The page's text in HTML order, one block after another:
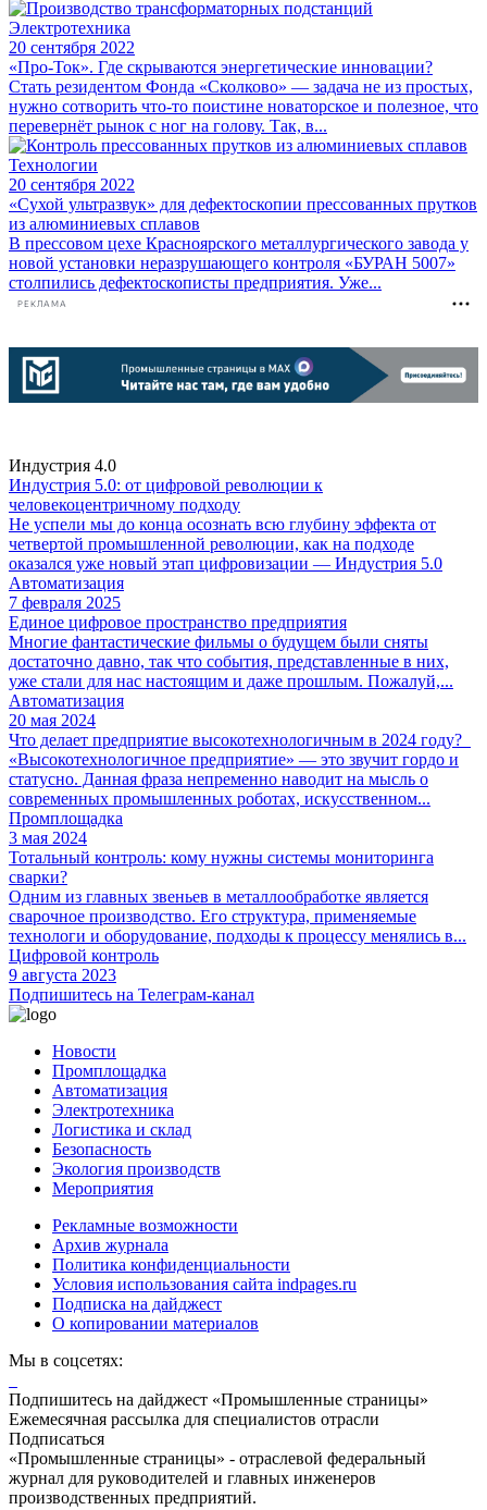
Электротехника
20 сентября 2022
«Про-Ток». Где скрываются энергетические инновации?
Стать резидентом Фонда «Сколково» — задача не из простых,
нужно сотворить что-то поистине новаторское и полезное, что
перевернёт рынок с ног на голову. Так, в...
Технологии
20 сентября 2022
«Сухой ультразвук» для дефектоскопии прессованных прутков
из алюминиевых сплавов
В прессовом цехе Красноярского металлургического завода у
новой установки неразрушающего контроля «БУРАН 5007»
столпились дефектоскописты предприятия. Уже...
РЕКЛАМА
Индустрия 4.0
Индустрия 5.0: от цифровой революции к
человекоцентричному подходу
Не успели мы до конца осознать всю глубину эффекта от
четвертой промышленной революции, как на подходе
оказался уже новый этап цифровизации — Индустрия 5.0
Автоматизация
7 февраля 2025
Единое цифровое пространство предприятия
Многие фантастические фильмы о будущем были сняты
достаточно давно, так что события, представленные в них,
уже стали для нас настоящим и даже прошлым. Пожалуй,...
Автоматизация
20 мая 2024
Что делает предприятие высокотехнологичным в 2024 году?
«Высокотехнологичное предприятие» — это звучит гордо и
статусно. Данная фраза непременно наводит на мысль о
современных промышленных роботах, искусственном...
Промплощадка
3 мая 2024
Тотальный контроль: кому нужны системы мониторинга
сварки?
Одним из главных звеньев в металлообработке является
сварочное производство. Его структура, применяемые
технологи и оборудование, подходы к процессу менялись в...
Цифровой контроль
9 августа 2023
Подпишитесь на Телеграм-канал
Новости
Промплощадка
Автоматизация
Электротехника
Логистика и склад
Безопасность
Экология производств
Мероприятия
Рекламные возможности
Архив журнала
Политика конфиденциальности
Условия использования сайта indpages.ru
Подписка на дайджест
О копировании материалов
Мы в соцсетях:
Подпишитесь на дайджест «Промышленные страницы»
Ежемесячная рассылка для специалистов отрасли
Подписаться
«Промышленные страницы» - отраслевой федеральный
журнал для руководителей и главных инженеров
производственных предприятий.